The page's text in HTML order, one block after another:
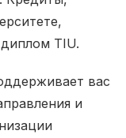
TIU.
вас
и